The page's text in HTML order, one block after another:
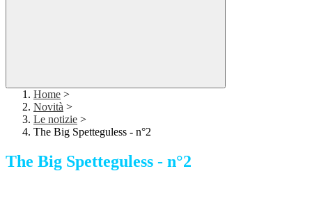
Home >
Novità >
Le notizie >
The Big Spetteguless - n°2
The Big Spetteguless - n°2